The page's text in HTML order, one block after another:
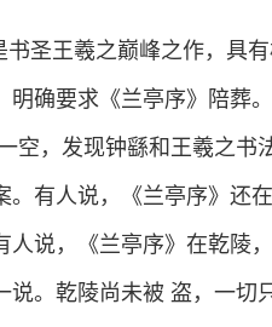
书圣王羲之巅峰之作，具
确要求《兰亭序》陪葬
空，发现钟繇和王羲之书
有人说，《兰亭序》还
说，《兰亭序》在乾陵
。乾陵尚未被 盗，一切